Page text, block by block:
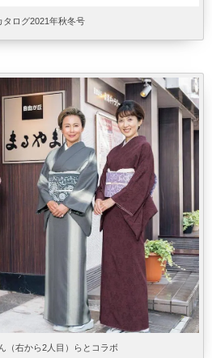
タログ2021年秋冬号
（右から2人目）らとコラボ